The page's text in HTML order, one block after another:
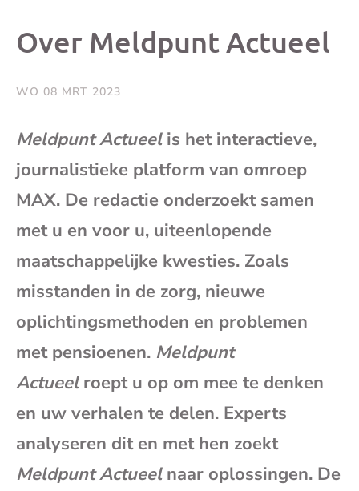
Over Meldpunt Actueel
WO 08 MRT 2023
Meldpunt Actueelis het interactieve,
journalistieke platform van omroep
MAX. De redactie onderzoekt samen
met u en voor u, uiteenlopende
maatschappelijke kwesties. Zoals
misstanden in de zorg, nieuwe
oplichtingsmethoden en problemen
met pensioenen. Meldpunt
Actueelroept u op om mee te denken
en uw verhalen te delen. Experts
analyseren dit en met hen zoekt
Meldpunt Actueelnaar oplossingen. De